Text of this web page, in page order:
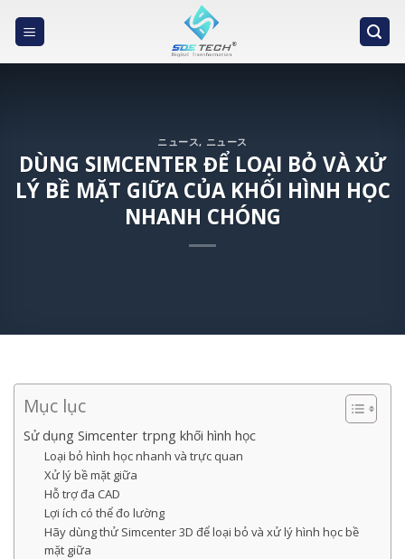
ニュース, ニュース
DÙNG SIMCENTER ĐỂ LOẠI BỎ VÀ XỬ
LÝ BỀ MẶT GIỮA CỦA KHỐI HÌNH HỌC
NHANH CHÓNG
Mục lục
Sử dụng Simcenter trpng khối hình học
Loại bỏ hình học nhanh và trực quan
Xử lý bề mặt giữa
Hỗ trợ đa CAD
Lợi ích có thể đo lường
Hãy dùng thử Simcenter 3D để loại bỏ và xử lý hình học bề
mặt giữa